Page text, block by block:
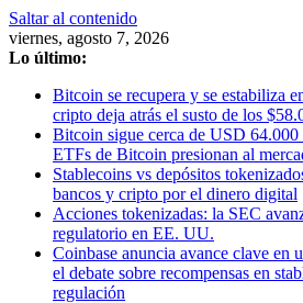
Saltar al contenido
viernes, agosto 7, 2026
Lo último:
Bitcoin se recupera y se estabiliza
cripto deja atrás el susto de los
Bitcoin sigue cerca de USD 64.000
ETFs de Bitcoin presionan al
Stablecoins vs depósitos
bancos y cripto por el dinero digital
Acciones tokenizadas: la SEC
regulatorio en EE. UU.
Coinbase anuncia avance clave en
el debate sobre recompensas en
regulación